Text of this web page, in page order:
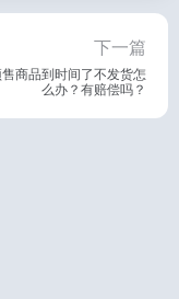
下一篇
商品到时间了不发货怎
么办？有赔偿吗？